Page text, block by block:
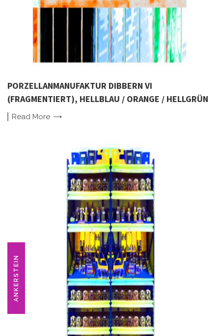
PORZELLANMANUFAKTUR DIBBERN VI
(FRAGMENTIERT), HELLBLAU / ORANGE / HELLGRÜN
Read More
ANKERSTEIN